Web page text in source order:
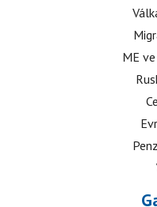
ME